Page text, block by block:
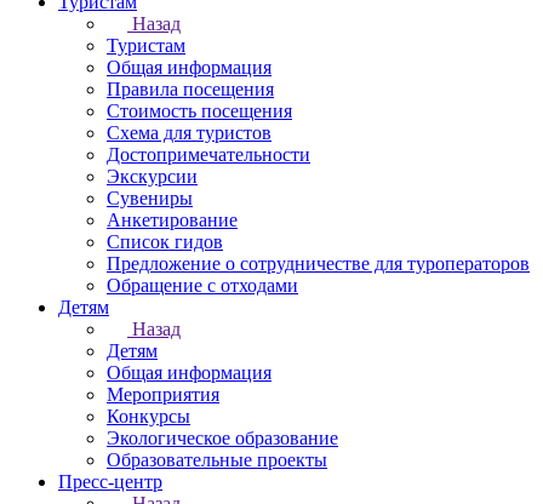
Назад
Туристам
Общая информация
Правила посещения
Стоимость посещения
Схема для туристов
Достопримечательности
Экскурсии
Сувениры
Анкетирование
Список гидов
Предложение о сотрудничестве для туроператоров
Обращение с отходами
Детям
Назад
Детям
Общая информация
Мероприятия
Конкурсы
Экологическое образование
Образовательные проекты
Пресс-центр